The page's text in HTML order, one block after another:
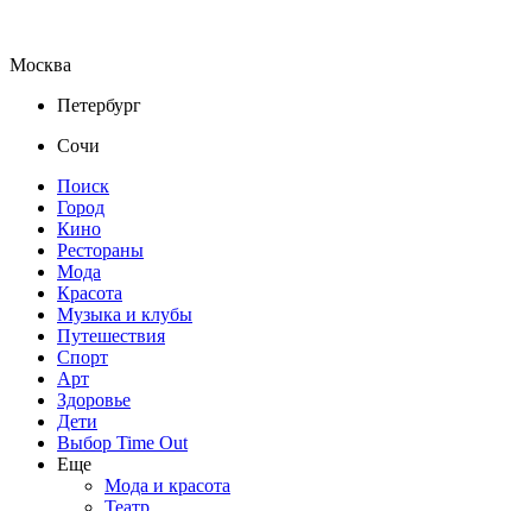
Москва
Петербург
Сочи
Поиск
Город
Кино
Рестораны
Мода
Красота
Музыка и клубы
Путешествия
Спорт
Арт
Здоровье
Дети
Выбор Time Out
Еще
Мода и красота
Театр